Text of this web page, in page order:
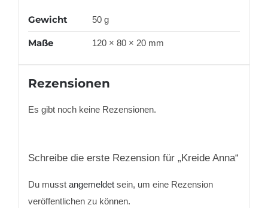
Gewicht 50 g
Maße 120 × 80 × 20 mm
Rezensionen
Es gibt noch keine Rezensionen.
Schreibe die erste Rezension für „Kreide Anna“
Du musst angemeldetsein, um eine Rezension
veröffentlichen zu können.